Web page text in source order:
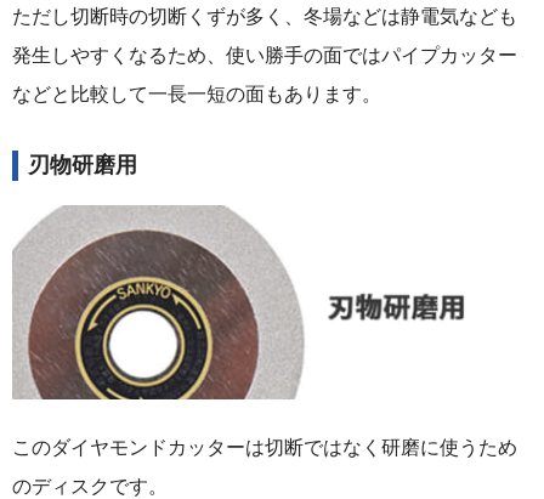
ただし切断時の切断くずが多く、冬場などは静電気なども
発生しやすくなるため、使い勝手の面ではパイプカッター
などと比較して一長一短の面もあります。
刃物研磨用
このダイヤモンドカッターは切断ではなく研磨に使うため
のディスクです。